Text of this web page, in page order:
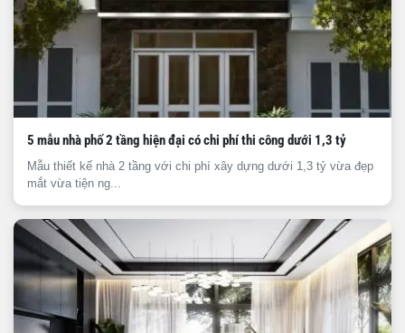
5 mẫu nhà phố 2 tầng hiện đại có chi phí thi công dưới 1,3 tỷ
Mẫu thiết kế nhà 2 tầng với chi phí xây dựng dưới 1,3 tỷ vừa đẹp
mắt vừa tiện ng...